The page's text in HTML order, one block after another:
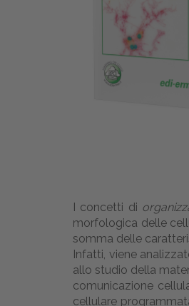
I concetti di
morfologica delle
somma delle
Infatti, viene
allo studio della
comunicazione
cellulare